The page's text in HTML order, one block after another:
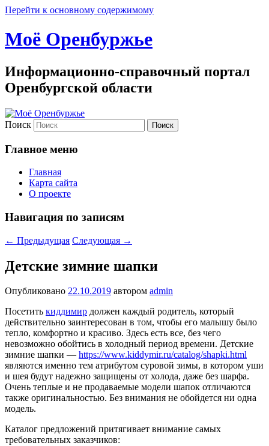
Перейти к основному содержимому
Моё Оренбуржье
Информационно-справочный портал
Оренбургской области
Поиск
Главное меню
Главная
Карта сайта
О проекте
Навигация по записям
← Предыдущая Следующая →
Детские зимние шапки
Опубликовано 22.10.2019 автором admin
Посетить киддимир должен каждый родитель, который
действительно заинтересован в том, чтобы его малышу было
тепло, комфортно и красиво. Здесь есть все, без чего
невозможно обойтись в холодный период времени. Детские
зимние шапки — https://www.kiddymir.ru/catalog/shapki.html
являются именно тем атрибутом суровой зимы, в котором уши
и шея будут надежно защищены от холода, даже без шарфа.
Очень теплые и не продаваемые модели шапок отличаются
также оригинальностью. Без внимания не обойдется ни одна
модель.
Каталог предложений притягивает внимание самых
требовательных заказчиков: